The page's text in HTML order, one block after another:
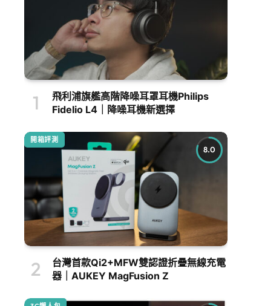
飛利浦旗艦高階降噪耳罩耳機Philips
Fidelio L4｜降噪耳機新選擇
8.0
開箱評測
台灣首款Qi2+MFW雙認證折疊無線充電
器｜AUKEY MagFusion Z